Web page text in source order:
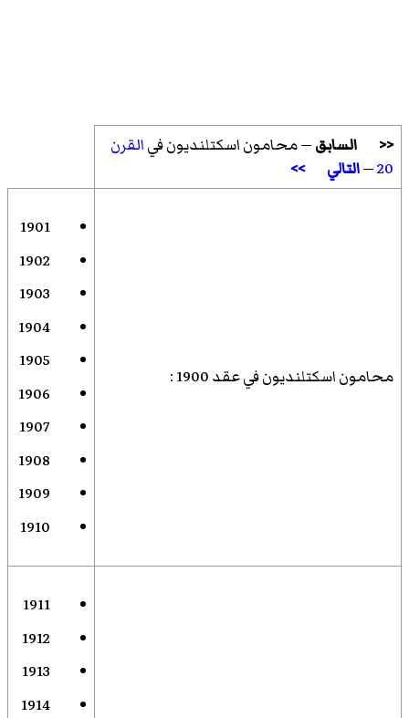
<< السابق— محامون اسكتلنديون فيالقرن
20
—التالي >>
محامون اسكتلنديون في عقد 1900 :
1901
1902
1903
1904
1905
1906
1907
1908
1909
1910
1911
1912
1913
1914